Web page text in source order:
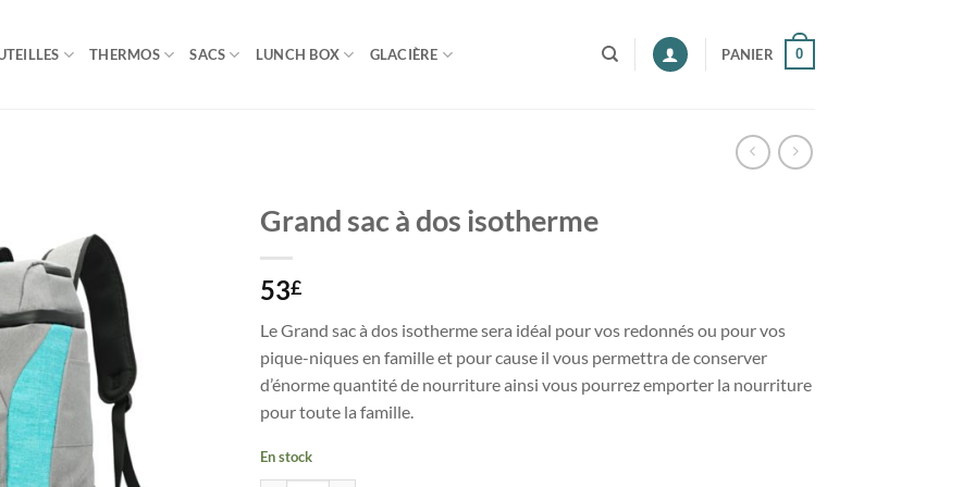
THERMOS SACS LUNCH BOX GLACIÈRE PANIER 0
Grand sac à dos isotherme
53£
Le Grand sac à dos isotherme sera idéal pour vos redonnés ou pour vos
pique-niques en famille et pour cause il vous permettra de conserver
d’énorme quantité de nourriture ainsi vous pourrez emporter la nourriture
pour toute la famille.
En stock